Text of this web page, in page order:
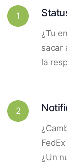
1
¿Tu
sacar
la
2
¿Un